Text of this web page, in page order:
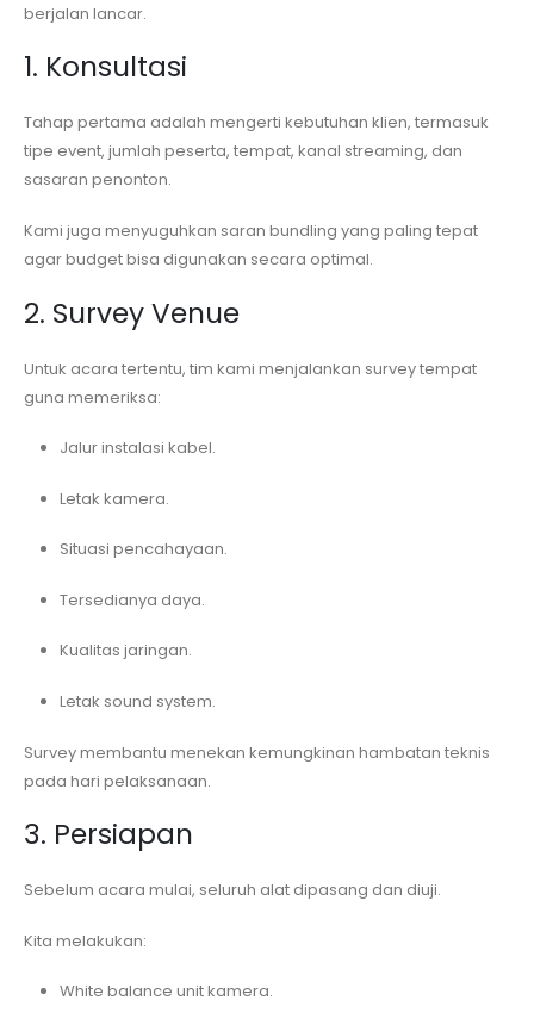
berjalan lancar.
1. Konsultasi
Tahap pertama adalah mengerti kebutuhan klien, termasuk
tipe event, jumlah peserta, tempat, kanal streaming, dan
sasaran penonton.
Kami juga menyuguhkan saran bundling yang paling tepat
agar budget bisa digunakan secara optimal.
2. Survey Venue
Untuk acara tertentu, tim kami menjalankan survey tempat
guna memeriksa:
Jalur instalasi kabel.
Letak kamera.
Situasi pencahayaan.
Tersedianya daya.
Kualitas jaringan.
Letak sound system.
Survey membantu menekan kemungkinan hambatan teknis
pada hari pelaksanaan.
3. Persiapan
Sebelum acara mulai, seluruh alat dipasang dan diuji.
Kita melakukan:
White balance unit kamera.